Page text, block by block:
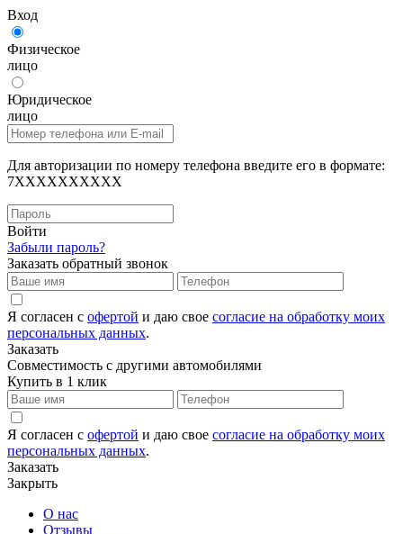
Вход
Физическое
лицо
Юридическое
лицо
Для авторизации по номеру телефона введите его в формате:
7XXXXXXXXXX
Войти
Забыли пароль?
Заказать обратный звонок
Я согласен с офертой и даю свое согласие на обработку моих
персональных данных.
Заказать
Совместимость с другими автомобилями
Купить в 1 клик
Я согласен с офертой и даю свое согласие на обработку моих
персональных данных.
Заказать
Закрыть
О нас
Отзывы